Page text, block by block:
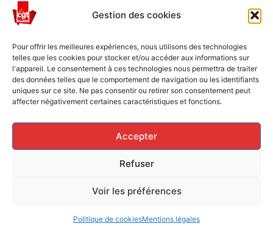
Gestion des cookies
Pour offrir les meilleures expériences, nous utilisons des technologies
telles que les cookies pour stocker et/ou accéder aux informations sur
l'appareil. Le consentement à ces technologies nous permettra de traiter
des données telles que le comportement de navigation ou les identifiants
uniques sur ce site. Ne pas consentir ou retirer son consentement peut
affecter négativement certaines caractéristiques et fonctions.
Accepter
Refuser
Voir les préférences
Politique de cookiesMentions légales
Caisse de grève
Soutenir les grévistes en luttes ? Faites un don à la
Caisse de solidarité !
FAITES UN DON